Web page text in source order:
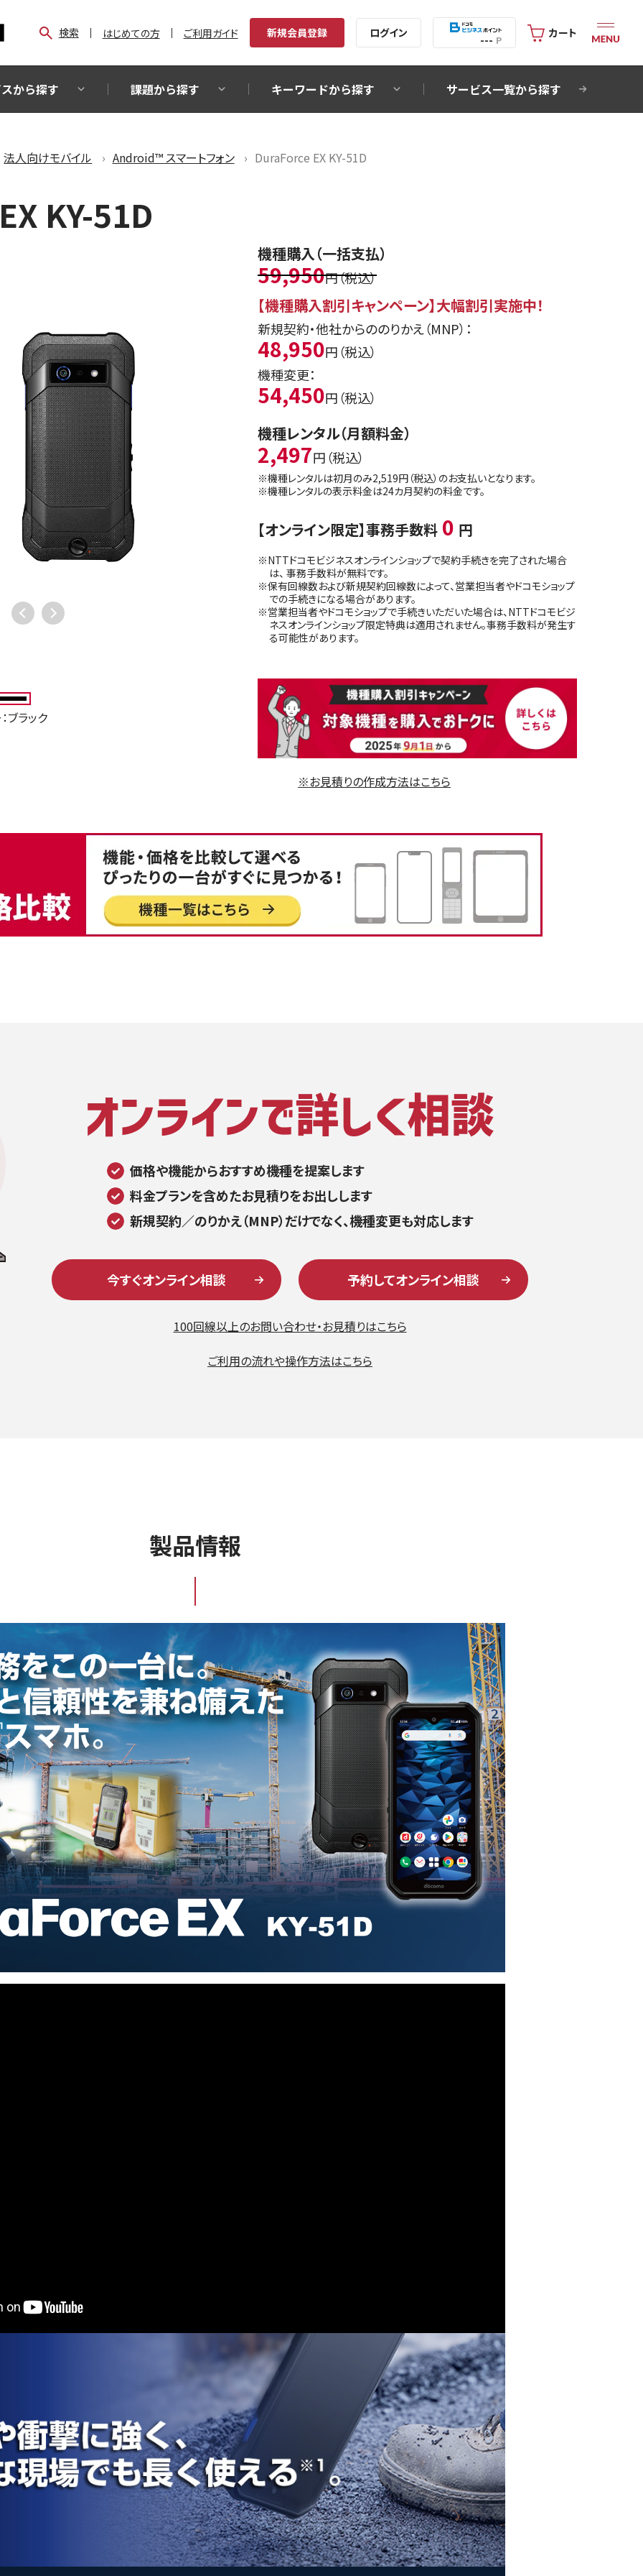
検索 はじめての方 ご利用ガイド 新規会員登録 ログイン --- P
カート
から探す 課題から探す キーワードから探す サービス一覧から探す
法人向けモバイル Android™ スマートフォン DuraForce EX KY-51D
KY-51D
ブラック
機種購入（一括支払）
59,950円（税込）
【機種購入割引キャンペーン​】大幅割引実施中！
新規契約・他社からののりかえ（MNP）：
48,950円（税込）
機種変更：
54,450円（税込）
機種レンタル（月額料金）
2,497円（税込）
※機種レンタルは初月のみ2,519円（税込）のお支払いとなります。
※機種レンタルの表示料金は24カ月契約の料金です。
【オンライン限定】事務手数料 0 円
※NTTドコモビジネスオンラインショップで契約手続きを完了された場合
は、 事務手数料が無料です。
※保有回線数および新規契約回線数によって、営業担当者やドコモショップ
での手続きになる場合があります。
※営業担当者やドコモショップで手続きいただいた場合は、NTTドコモビジ
ネスオンラインショップ限定特典は適用されません。事務手数料が発生す
る可能性があります。
※お見積りの作成方法はこちら
価格や機能からおすすめ機種を提案します
料金プランを含めたお見積りをお出しします
新規契約／のりかえ（MNP）だけでなく、機種変更も対応します
今すぐオンライン相談 予約してオンライン相談
100回線以上のお問い合わせ・お見積りはこちら
ご利用の流れや操作方法はこちら
製品情報